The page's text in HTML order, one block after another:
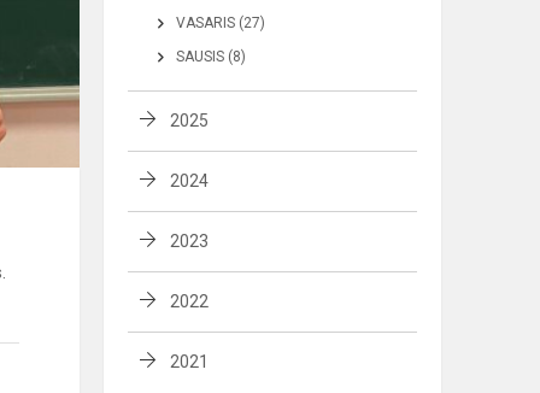
VASARIS (27)
SAUSIS (8)
2025
2024
2023
2022
2021